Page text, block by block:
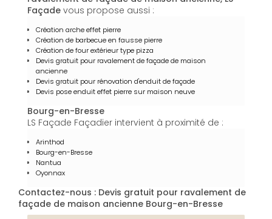
Façade vous propose aussi :
Création arche effet pierre
Création de barbecue en fausse pierre
Création de four extérieur type pizza
Devis gratuit pour ravalement de façade de maison
ancienne
Devis gratuit pour rénovation d'enduit de façade
Devis pose enduit effet pierre sur maison neuve
Bourg-en-Bresse
LS Façade Façadier intervient à proximité de :
Arinthod
Bourg-en-Bresse
Nantua
Oyonnax
Contactez-nous : Devis gratuit pour ravalement de
façade de maison ancienne Bourg-en-Bresse